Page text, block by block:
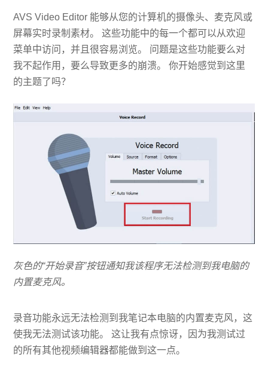
AVS Video Editor 能够从您的计算机的摄像头、麦克风或
屏幕实时录制素材。 这些功能中的每一个都可以从欢迎
菜单中访问，并且很容易浏览。 问题是这些功能要么对
我不起作用，要么导致更多的崩溃。 你开始感觉到这里
的主题了吗？
灰色的“开始录音”按钮通知我该程序无法检测到我电脑的
内置麦克风。
录音功能永远无法检测到我笔记本电脑的内置麦克风，这
使我无法测试该功能。 这让我有点惊讶，因为我测试过
的所有其他视频编辑器都能做到这一点。